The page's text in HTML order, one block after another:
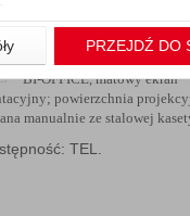
Ekran ścienny
BI-OFFICE, matowy ekran
powierzchnia
manualnie ze stalowej
TEL.
prawidłową
strony www, a w
wyświetlenie Państwu
jest Państwa
momencie wycofać.
PRZEJDŹ DO